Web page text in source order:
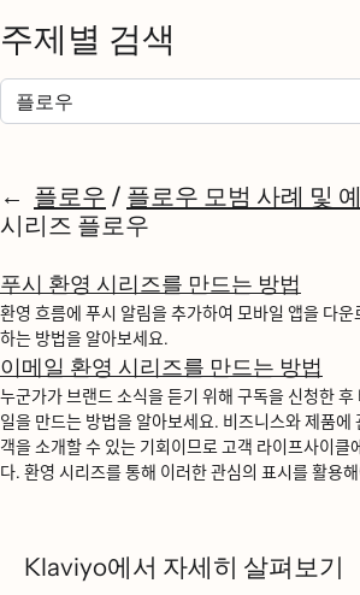
주제별 검색
플로우 / 플로우 모범 사례 및
시리즈 플로우
푸시 환영 시리즈를 만드는 방법
환영 흐름에 푸시 알림을 추가하여 모바일 앱을
하는 방법을 알아보세요.
이메일 환영 시리즈를 만드는 방법
누군가가 브랜드 소식을 듣기 위해 구독을 신청한
일을 만드는 방법을 알아보세요. 비즈니스와 제품에
객을 소개할 수 있는 기회이므로 고객
다. 환영 시리즈를 통해 이러한 관심의 표시를
Klaviyo에서 자세히 살펴보기